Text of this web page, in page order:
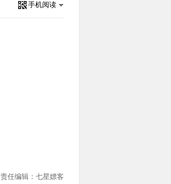
手机阅读
责任编辑：七星嫖客